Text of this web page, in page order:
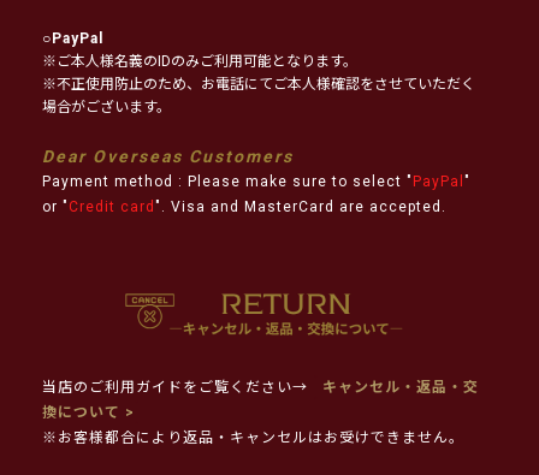
○PayPal
※ご本人様名義のIDのみご利用可能となります。
※不正使用防止のため、お電話にてご本人様確認をさせていただく
場合がございます。
Dear Overseas Customers
Payment method : Please make sure to select " PayPal "
or " Credit card ". Visa and MasterCard are accepted.
当店のご利用ガイドをご覧ください→
キャンセル・返品・交
換について >
※お客様都合により返品・キャンセルはお受けできません。